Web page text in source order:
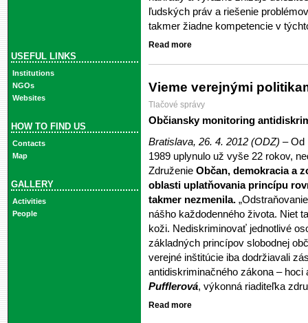
USEFUL LINKS
Institutions
NGOs
Websites
HOW TO FIND US
Contacts
Map
GALLERY
Activities
People
ľudských práv a riešenie
takmer žiadne kompetencie v
Read more
Vieme verejnými
Tlačové správy
Občiansky monitoring
Bratislava, 26. 4. 2012 (ODZ) – Od
1989 uplynulo už vyše 22 rokov,
Združenie Občan, demokracia a
oblasti uplatňovania princípu
takmer nezmenila.
nášho každodenného života. Niet
koži. Nediskriminovať jednotlivé
základných princípov slobodnej
verejné inštitúcie iba dodržiavali
antidiskriminačného zákona –
Pufflerová, výkonná riaditeľka
Read more